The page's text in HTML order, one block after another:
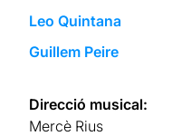
Leo Quintana
Guillem Peire
Direcció musical:
Mercè Rius